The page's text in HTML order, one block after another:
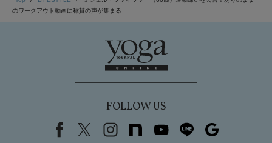
のワークアウト動画に称賛の声が集まる
FOLLOW US
FacebookX（旧Twitter）
instagram
note youtubeline